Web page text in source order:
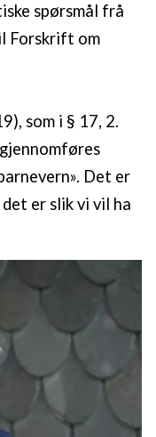
spørsmål frå
Forskrift om
som i § 17, 2.
Det er
er slik vi vil ha